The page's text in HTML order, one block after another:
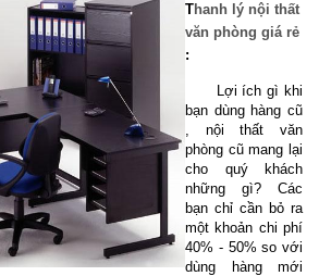
Thanh lý nội thất
văn phòng giá rẻ
:
Lợi ích gì khi
bạn dùng hàng cũ
, nội thất văn
phòng cũ mang lại
cho quý khách
những gì? Các
bạn chỉ cần bỏ ra
một khoản chi phí
40% - 50% so với
dùng hàng mới